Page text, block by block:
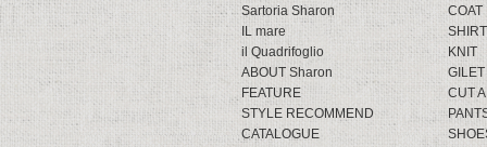
Sartoria Sharon
IL mare
il Quadrifoglio
ABOUT Sharon
FEATURE
STYLE RECOMMEND
CATALOGUE
COAT
SHIRT
KNIT
GILET
CUT